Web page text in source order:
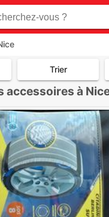
Trier
accessoires à